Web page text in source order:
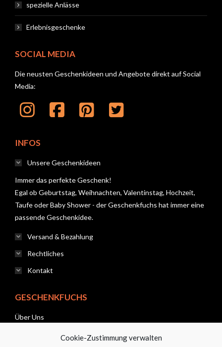
Cookie-Zustimmung verwalten
spezielle Anlässe
Erlebnisgeschenke
SOCIAL MEDIA
Die neusten Geschenkideen und Angebote direkt auf Social
Media:
INFOS
Unsere Geschenkideen
Immer das perfekte Geschenk!
Egal ob Geburtstag, Weihnachten, Valentinstag, Hochzeit,
Taufe oder Baby Shower - der Geschenkfuchs hat immer eine
passende Geschenkidee.
Versand & Bezahlung
Rechtliches
Kontakt
GESCHENKFUCHS
Über Uns